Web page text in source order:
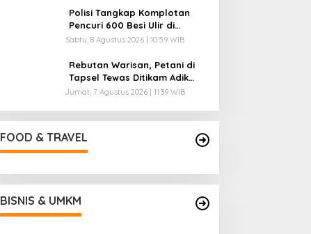
Polisi Tangkap Komplotan
Pencuri 600 Besi Ulir di
Cikande Serang
Sabtu, 8 Agustus 2026 | 10:59 WIB
Rebutan Warisan, Petani di
Tapsel Tewas Ditikam Adik
Kandung
Jumat, 7 Agustus 2026 | 11:39 WIB
FOOD & TRAVEL
BISNIS & UMKM